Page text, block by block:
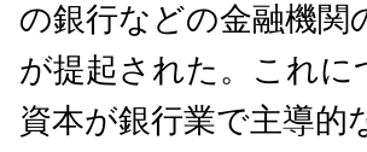
の銀行などの金融機関
が提起された。これに
資本が銀行業で主導的